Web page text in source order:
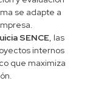
se adapte a
SENCE, las
internos
que maximiza